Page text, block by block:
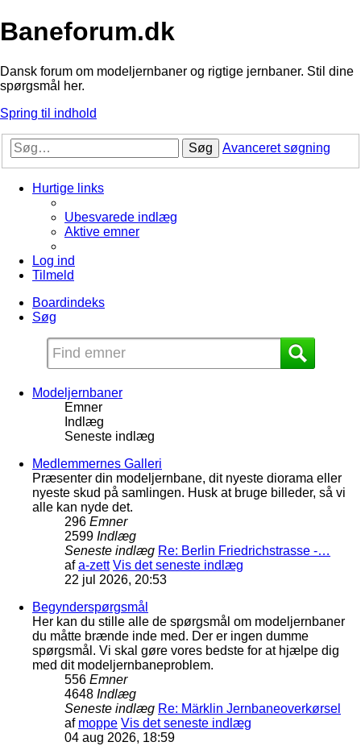
Baneforum.dk
Dansk forum om modeljernbaner og rigtige jernbaner. Stil dine
spørgsmål her.
Spring til indhold
Søg Avanceret søgning
Hurtige links
Ubesvarede indlæg
Aktive emner
Log ind
Tilmeld
Boardindeks
Søg
Modeljernbaner
Emner
Indlæg
Seneste indlæg
Medlemmernes Galleri
Præsenter din modeljernbane, dit nyeste diorama eller
nyeste skud på samlingen. Husk at bruge billeder, så vi
alle kan nyde det.
296 Emner
2599 Indlæg
Seneste indlæg Re: Berlin Friedrichstrasse -…
afa-zett Vis det seneste indlæg
22 jul 2026, 20:53
Begynderspørgsmål
Her kan du stille alle de spørgsmål om modeljernbaner
du måtte brænde inde med. Der er ingen dumme
spørgsmål. Vi skal gøre vores bedste for at hjælpe dig
med dit modeljernbaneproblem.
556 Emner
4648 Indlæg
Seneste indlæg Re: Märklin Jernbaneoverkørsel
af moppe Vis det seneste indlæg
04 aug 2026, 18:59